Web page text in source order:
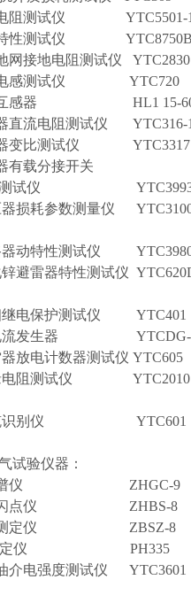
电阻测试仪
特性测试仪
地网接地电阻测试仪
电感测试仪
互感器 HL1 15-
器直流电阻测试仪
器变比测试仪
有载分接开关
试仪 YTC3993
器损耗参数测量仪
载损
器动特性测试仪
锌避雷器特性测试仪
功分
相继电保护测试仪
电流发生器
器放电计数器测试
缘电阻测试仪
阻及
缆识别仪
试验仪器：
色谱仪 ZHGC-9
口闪点仪 ZHBS-
值测定仪 ZBSZ-8
测定仪 PH335
油介电强度测试仪